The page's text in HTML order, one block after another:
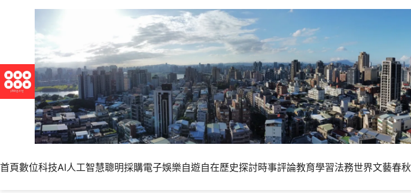
內
容
首頁數位科技AI人工智慧聰明採購電子娛樂自遊自在歷史探討時事評論教育學習法務世界文藝春秋